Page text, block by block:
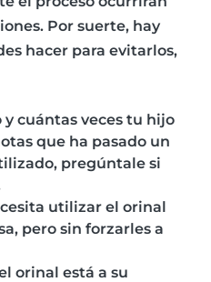
Por suerte, hay
hacer para evitarlos,
cuántas veces tu hijo
que ha pasado un
pregúntale si
utilizar el orinal
pero sin forzarles a
orinal está a su